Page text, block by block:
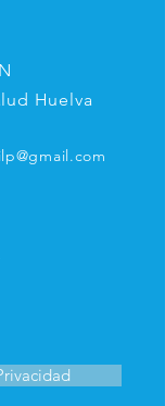
Huelva